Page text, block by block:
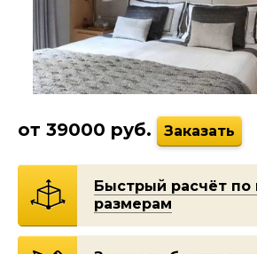
от 39000 руб. Заказать
Быстрый расчёт по
размерам